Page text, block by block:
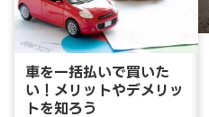
車を一括払いで買いた
い！メリットやデメリッ
トを知ろう